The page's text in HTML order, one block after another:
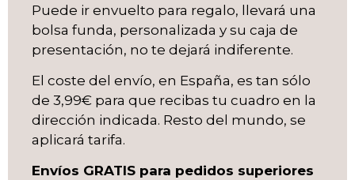
Puede ir envuelto para regalo, llevará una
bolsa funda, personalizada y su caja de
presentación, no te dejará indiferente.
El coste del envío, en España, es tan sólo
de 3,99€ para que recibas tu cuadro en la
dirección indicada. Resto del mundo, se
aplicará tarifa.
Envíos GRATIS para pedidos superiores